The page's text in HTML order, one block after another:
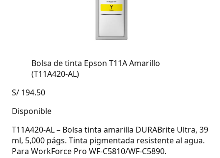
Bolsa de tinta Epson T11A Amarillo
(T11A420-AL)
S/ 194.50
Disponible
T11A420-AL – Bolsa tinta amarilla DURABrite Ultra, 39
ml, 5,000 págs. Tinta pigmentada resistente al agua.
Para WorkForce Pro WF-C5810/WF-C5890.